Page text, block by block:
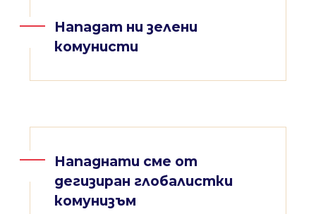
Нападат ни зелени
комунисти
Нападнати сме от
дегизиран глобалистки
комунизъм